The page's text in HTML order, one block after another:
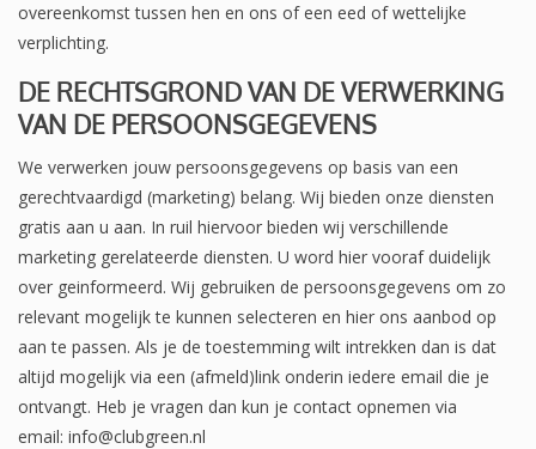
overeenkomst tussen hen en ons of een eed of wettelijke
verplichting.
DE RECHTSGROND VAN DE VERWERKING
VAN DE PERSOONSGEGEVENS
We verwerken jouw persoonsgegevens op basis van een
gerechtvaardigd (marketing) belang. Wij bieden onze diensten
gratis aan u aan. In ruil hiervoor bieden wij verschillende
marketing gerelateerde diensten. U word hier vooraf duidelijk
over geinformeerd. Wij gebruiken de persoonsgegevens om zo
relevant mogelijk te kunnen selecteren en hier ons aanbod op
aan te passen. Als je de toestemming wilt intrekken dan is dat
altijd mogelijk via een (afmeld)link onderin iedere email die je
ontvangt. Heb je vragen dan kun je contact opnemen via
email: info@clubgreen.nl